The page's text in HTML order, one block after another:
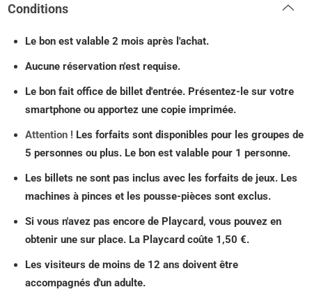
Conditions
Le bon est valable 2 mois après l'achat.
Aucune réservation n'est requise.
Le bon fait office de billet d'entrée. Présentez-le sur votre
smartphone ou apportez une copie imprimée.
Attention ! Les forfaits sont disponibles pour les groupes de
5 personnes ou plus. Le bon est valable pour 1 personne.
Les billets ne sont pas inclus avec les forfaits de jeux. Les
machines à pinces et les pousse-pièces sont exclus.
Si vous n'avez pas encore de Playcard, vous pouvez en
obtenir une sur place. La Playcard coûte 1,50 €.
Les visiteurs de moins de 12 ans doivent être
accompagnés d'un adulte.